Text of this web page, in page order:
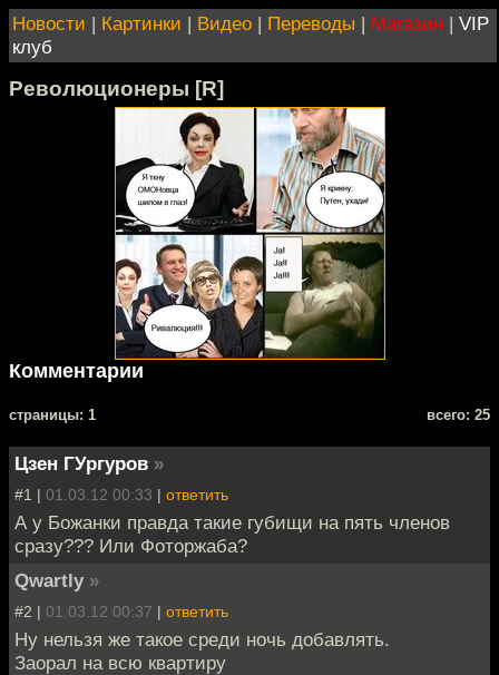
Новости | Картинки | Видео | Переводы | Магазин | VIP
клуб
Революционеры [R]
Комментарии
cтраницы: 1 всего: 25
Цзен ГУргуров »
#1 | 01.03.12 00:33 | ответить
А у Божанки правда такие губищи на пять членов
сразу??? Или Фоторжаба?
Qwartly »
#2 | 01.03.12 00:37 | ответить
Ну нельзя же такое среди ночь добавлять.
Заорал на всю квартиру